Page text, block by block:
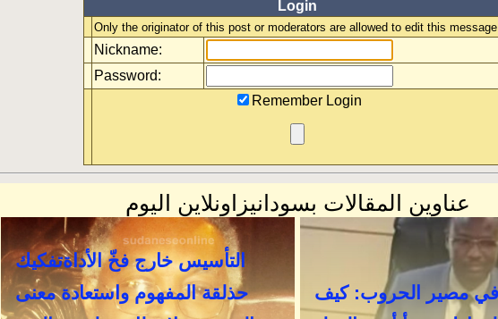
Login
Only the originator of this post or moderators are allowed to edit this
Nickname:
Password:
Remember Login